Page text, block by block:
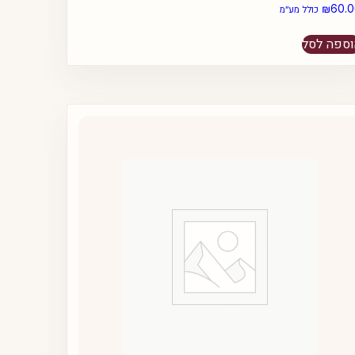
₪ כולל מע״מ
לסל